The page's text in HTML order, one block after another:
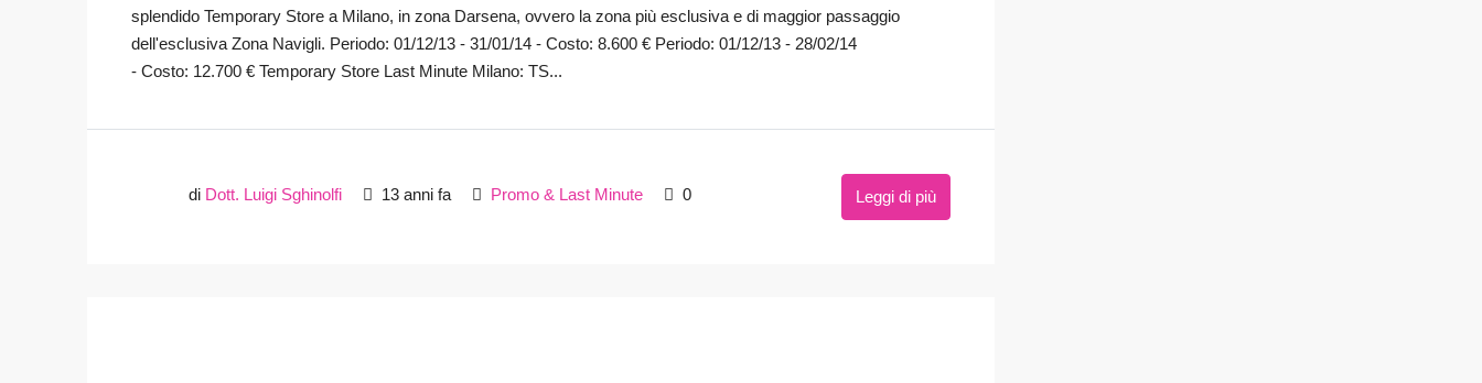
splendido Temporary Store a Milano, in zona Darsena, ovvero la zona più esclusiva e di maggior passaggio
dell'esclusiva Zona Navigli. Periodo: 01/12/13 - 31/01/14 - Costo: 8.600 € Periodo: 01/12/13 - 28/02/14
- Costo: 12.700 € Temporary Store Last Minute Milano: TS...
di Dott. Luigi Sghinolfi 13 anni fa Promo & Last Minute 0 Leggi di più